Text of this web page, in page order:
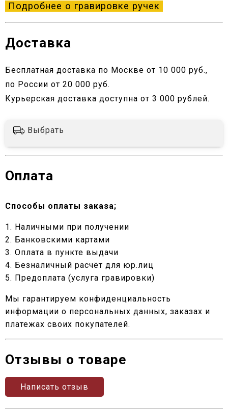
Подробнее о гравировке ручек
Доставка
Бесплатная доставка по Москве от 10 000 руб.,
по России от 20 000 руб.
Курьерская доставка доступна от 3 000 рублей.
Выбрать
Оплата
Способы оплаты заказа;
1. Наличными при получении
2. Банковскими картами
3. Оплата в пункте выдачи
4. Безналичный расчёт для юр.лиц
5. Предоплата (услуга гравировки)
Мы гарантируем конфиденциальность
информации о персональных данных, заказах и
платежах своих покупателей.
Отзывы о товаре
Написать отзыв